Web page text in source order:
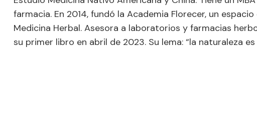
farmacia. En 2014, fundó la Academia Florecer, un
Medicina Herbal. Asesora a laboratorios y farmacias
su primer libro en abril de 2023. Su lema: “la naturaleza